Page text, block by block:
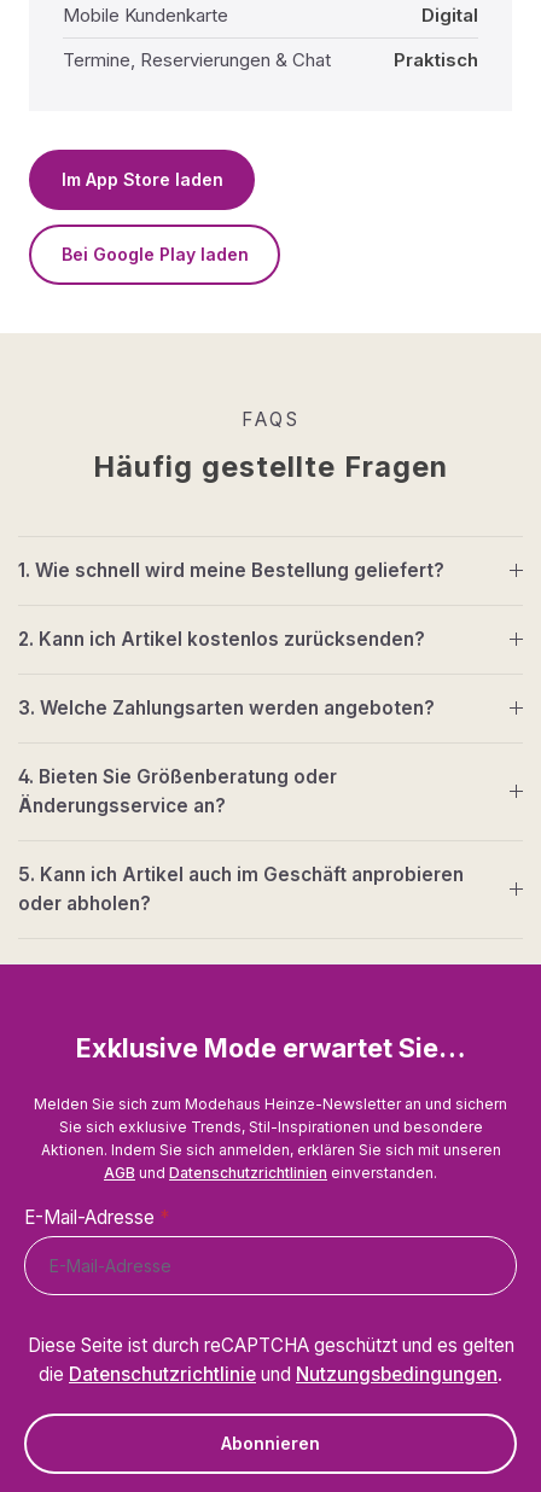
Mobile Kundenkarte
Digital
Termine, Reservierungen & Chat
Praktisch
Im App Store laden
Bei Google Play laden
FAQS
Häufig gestellte Fragen
1. Wie schnell wird meine Bestellung geliefert?
2. Kann ich Artikel kostenlos zurücksenden?
3. Welche Zahlungsarten werden angeboten?
4. Bieten Sie Größenberatung oder
Änderungsservice an?
5. Kann ich Artikel auch im Geschäft anprobieren
oder abholen?
Exklusive Mode erwartet Sie…
Melden Sie sich zum Modehaus Heinze-Newsletter an und sichern
Sie sich exklusive Trends, Stil-Inspirationen und besondere
Aktionen. Indem Sie sich anmelden, erklären Sie sich mit unseren
AGB und Datenschutzrichtlinien einverstanden.
E-Mail-Adresse *
Diese Seite ist durch reCAPTCHA geschützt und es gelten
die Datenschutzrichtlinie und Nutzungsbedingungen.
Abonnieren